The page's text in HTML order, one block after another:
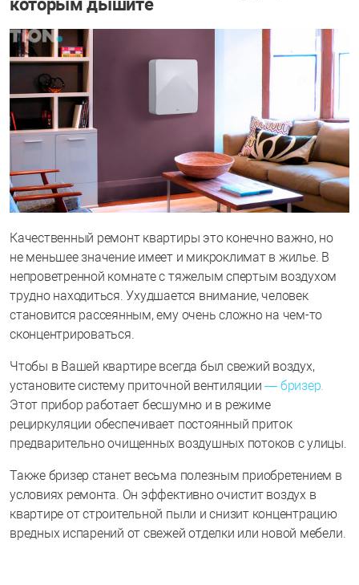
которым дышите
Качественный ремонт квартиры это конечно важно, но
не меньшее значение имеет и микроклимат в жилье. В
непроветренной комнате с тяжелым спертым воздухом
трудно находиться. Ухудшается внимание, человек
становится рассеянным, ему очень сложно на чем-то
сконцентрироваться.
Чтобы в Вашей квартире всегда был свежий воздух,
установите систему приточной вентиляции— бризер.
Этот прибор работает бесшумно и в режиме
рециркуляции обеспечивает постоянный приток
предварительно очищенных воздушных потоков с улицы.
Также бризер станет весьма полезным приобретением в
условиях ремонта. Он эффективно очистит воздух в
квартире от строительной пыли и снизит концентрацию
вредных испарений от свежей отделки или новой мебели.